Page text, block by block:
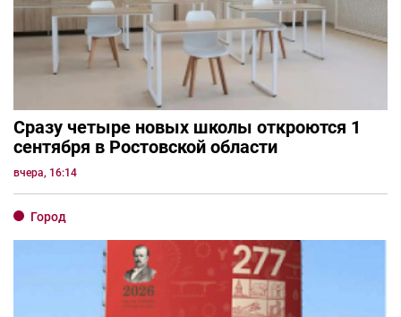
Сразу четыре новых школы откроются 1
сентября в Ростовской области
вчера, 16:14
Город